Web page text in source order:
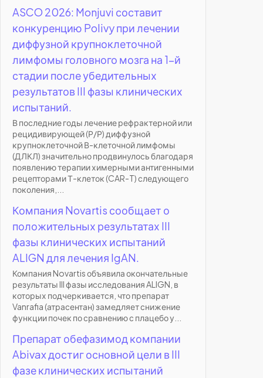
ASCO 2026: Monjuvi составит
конкуренцию Polivy при лечении
диффузной крупноклеточной
лимфомы головного мозга на 1-й
стадии после убедительных
результатов III фазы клинических
испытаний.
В последние годы лечение рефрактерной или
рецидивирующей (Р/Р) диффузной
крупноклеточной В-клеточной лимфомы
(ДЛКЛ) значительно продвинулось благодаря
появлению терапии химерными антигенными
рецепторами Т-клеток (CAR-T) следующего
поколения,...
Компания Novartis сообщает о
положительных результатах III
фазы клинических испытаний
ALIGN для лечения IgAN.
Компания Novartis объявила окончательные
результаты III фазы исследования ALIGN, в
которых подчеркивается, что препарат
Vanrafia (атрасентан) замедляет снижение
функции почек по сравнению с плацебо у...
Препарат обефазимод компании
Abivax достиг основной цели в III
фазе клинических испытаний